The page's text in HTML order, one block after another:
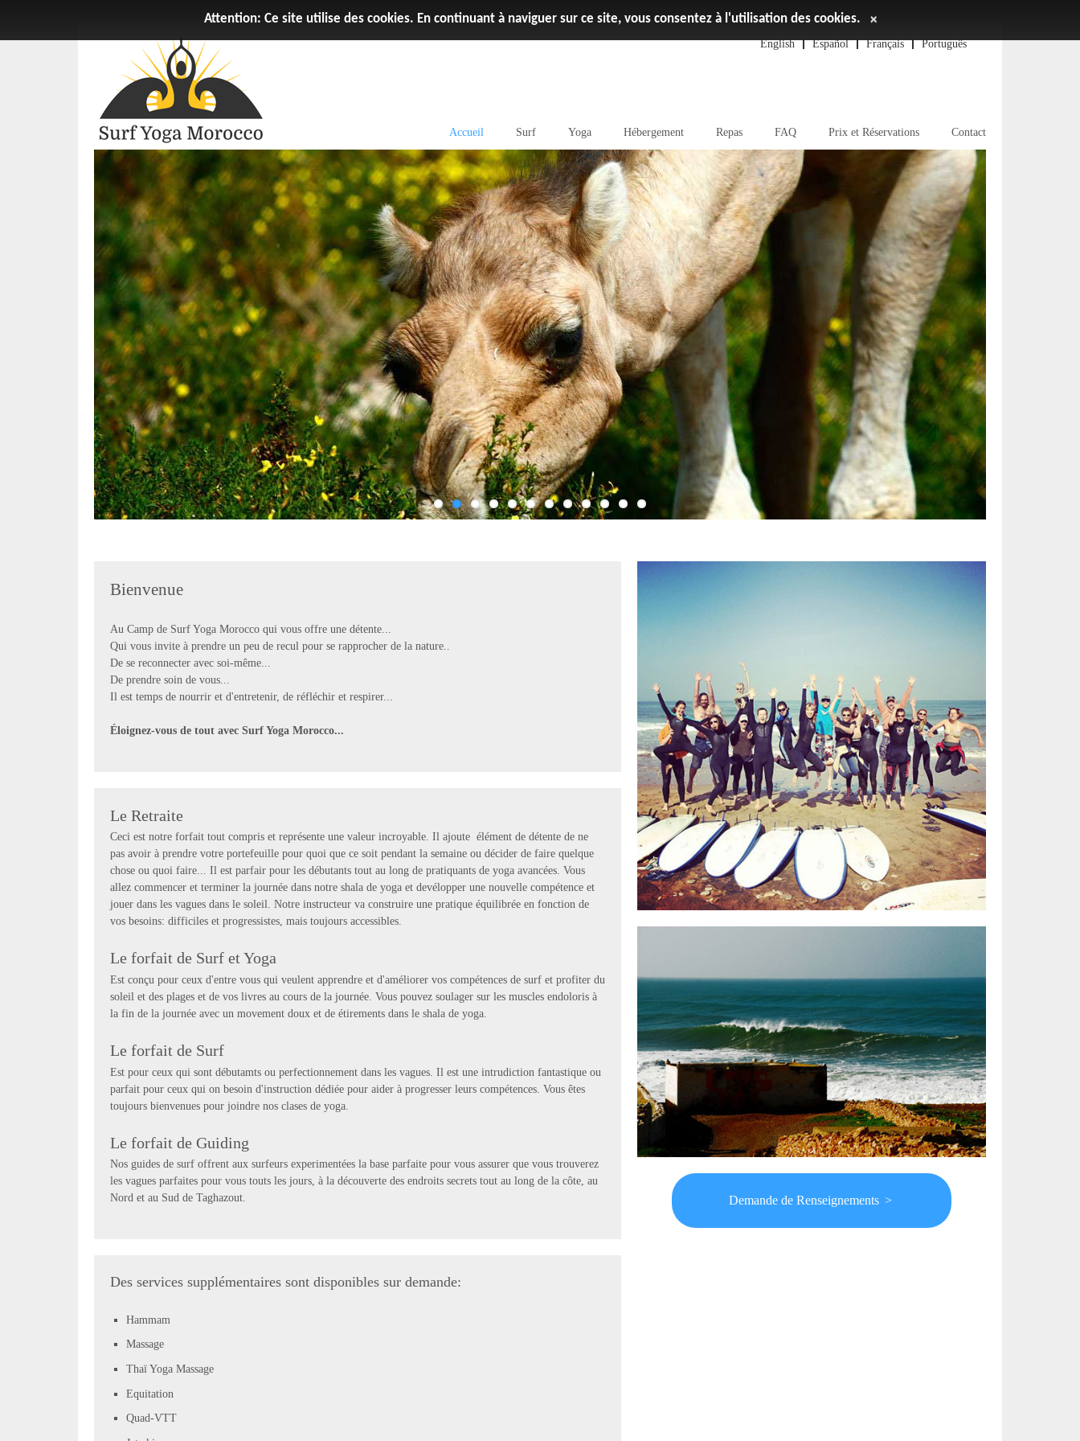
English Español Français Português
Accueil Surf Yoga Hébergement Repas FAQ Prix et Réservations Contact
Bienvenue
Au Camp de Surf Yoga Morocco qui vous offre une détente...
Qui vous invite à prendre un peu de recul pour se rapprocher de la nature..
De se reconnecter avec soi-même...
De prendre soin de vous...
Il est temps de nourrir et d'entretenir, de réfléchir et respirer...
Éloignez-vous de tout avec Surf Yoga Morocco...
Le Retraite
Ceci est notre forfait tout compris et représente une valeur incroyable. Il ajoute élément de détente de ne
pas avoir à prendre votre portefeuille pour quoi que ce soit pendant la semaine ou décider de faire quelque
chose ou quoi faire... Il est parfair pour les débutants tout au long de pratiquants de yoga avancées. Vous
allez commencer et terminer la journée dans notre shala de yoga et devélopper une nouvelle compétence et
jouer dans les vagues dans le soleil. Notre instructeur va construire une pratique équilibrée en fonction de
vos besoins: difficiles et progressistes, mais toujours accessibles.
Le forfait de Surf et Yoga
Est conçu pour ceux d'entre vous qui veulent apprendre et d'améliorer vos compétences de surf et profiter du
soleil et des plages et de vos livres au cours de la journée. Vous pouvez soulager sur les muscles endoloris à
la fin de la journée avec un movement doux et de étirements dans le shala de yoga.
Le forfait de Surf
Est pour ceux qui sont débutamts ou perfectionnement dans les vagues. Il est une intrudiction fantastique ou
parfait pour ceux qui on besoin d'instruction dédiée pour aider à progresser leurs compétences. Vous êtes
toujours bienvenues pour joindre nos clases de yoga.
Le forfait de Guiding
Nos guides de surf offrent aux surfeurs experimentées la base parfaite pour vous assurer que vous trouverez
les vagues parfaites pour vous touts les jours, à la découverte des endroits secrets tout au long de la côte, au
Nord et au Sud de Taghazout.
Des services supplémentaires sont disponibles sur demande:
Hammam
Massage
Thaï Yoga Massage
Equitation
Quad-VTT
Demande de Renseignements >
Attention: Ce site utilise des cookies. En continuant à naviguer sur ce site, vous consentez à l'utilisation des cookies. ×